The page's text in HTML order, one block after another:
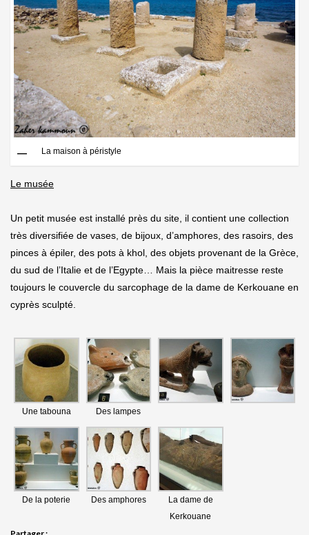
La maison à péristyle
Le musée
Un petit musée est installé près du site, il contient une collection
très diversifiée de vases, de bijoux, d’amphores, des rasoirs, des
pinces à épiler, des pots à khol, des objets provenant de la Grèce,
du sud de l’Italie et de l’Egypte… Mais la pièce maitresse reste
toujours le couvercle du sarcophage de la dame de Kerkouane en
cyprès sculpté.
Une tabouna Des lampes
De la poterie Des amphores
La dame de
Kerkouane